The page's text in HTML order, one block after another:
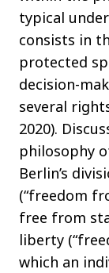
typical
consists in
protected
decision-
several
2020).
philosophy
Berlin’s
(“freedom
free from
liberty
which an